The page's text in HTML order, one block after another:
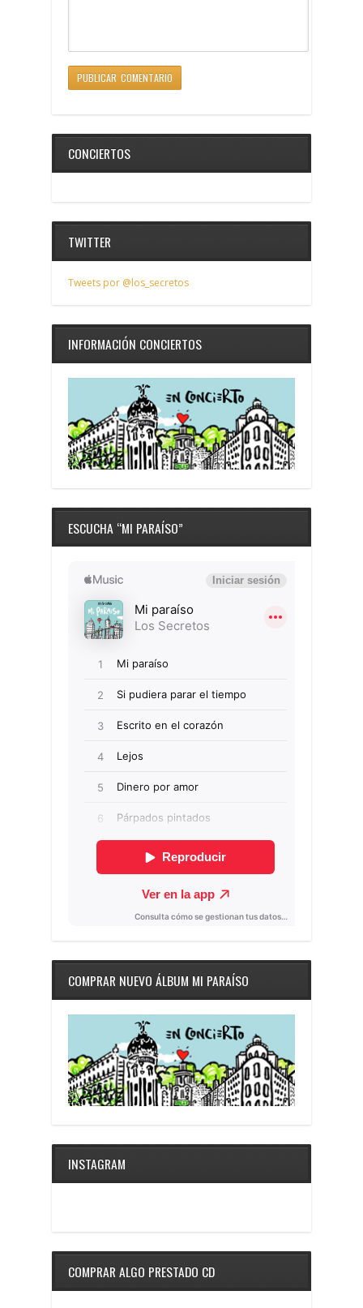
CONCIERTOS
TWITTER
Tweets por @los_secretos
INFORMACIÓN CONCIERTOS
ESCUCHA “MI PARAÍSO”
COMPRAR NUEVO ÁLBUM MI PARAÍSO
INSTAGRAM
COMPRAR ALGO PRESTADO CD